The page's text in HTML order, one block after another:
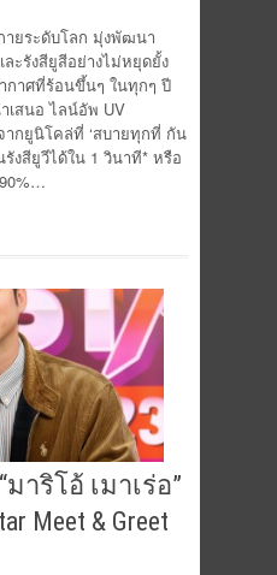
ายระดับโลก มุ่งพัฒนา
ะรังสียูสีอย่างไม่หยุดยั้ง
กาศที่ร้อนขึ้นๆ ในทุกๆ ปี
เสนอ ไลน์อัพ UV
ากยูนิโคล่ที่ ‘สบายทุกที่ กัน
งสียูวีได้ใน 1 วินาที* หรือ
าริโอ้ เมาเร่อ”
Meet & Greet